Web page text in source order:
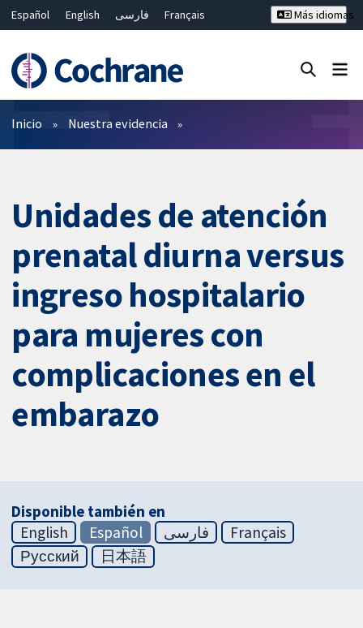
Español English فارسی
Français
Bahasa Malaysia
ไทย 繁體中文
Más idiomas
Filtros
Inicio Nuestra evidencia
Unidades de atención
prenatal diurna versus
ingreso hospitalario
para mujeres con
complicaciones en el
embarazo
Disponible también en
English
Español فارسی
Français
Русский
日本語